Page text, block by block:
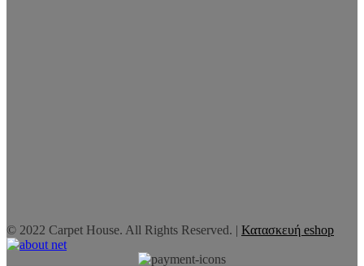
© 2022 Carpet House. All Rights Reserved. | Κατασκευή eshop